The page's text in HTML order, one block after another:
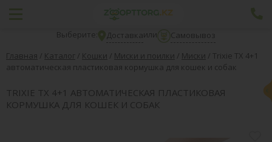
Выберите: Доставкаили
Самовывоз
Главная / Каталог / Кошки / Миски и поилки / Миски / Trixie ТХ 4+1
автоматическая пластиковая кормушка для кошек и собак
TRIXIE ТХ 4+1 АВТОМАТИЧЕСКАЯ ПЛАСТИКОВАЯ
КОРМУШКА ДЛЯ КОШЕК И СОБАК